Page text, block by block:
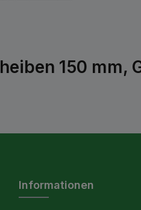
150 mm,
Informationen